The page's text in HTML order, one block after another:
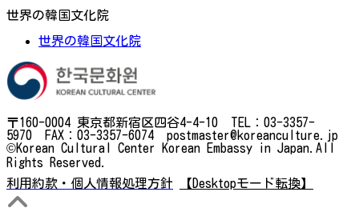
世界の韓国文化院
世界の韓国文化院
〒160-0004 東京都新宿区四谷4-4-10 TEL：03-3357-
5970 FAX：03-3357-6074 postmaster@koreanculture.jp
©Korean Cultural Center Korean Embassy in Japan.All
Rights Reserved.
利用約款・個人情報処理方針
【Desktopモード転換】